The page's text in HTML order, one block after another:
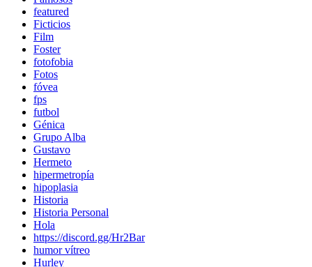
featured
Ficticios
Film
Foster
fotofobia
Fotos
fóvea
fps
futbol
Génica
Grupo Alba
Gustavo
Hermeto
hipermetropía
hipoplasia
Historia
Historia Personal
Hola
https://discord.gg/Hr2Bar
humor vítreo
Hurley